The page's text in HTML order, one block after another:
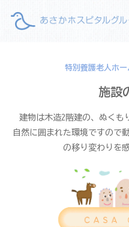
特別養護老人ホ
施設
建物は木造2階建の、ぬくも
自然に囲まれた環境ですので
の移り変わりを